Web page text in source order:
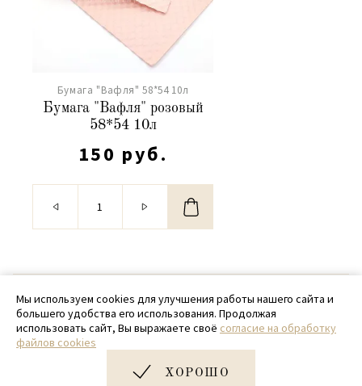
Бумага "Вафля" 58*54 10л
Бумага "Вафля" розовый
58*54 10л
150 руб.
© 2020 - 2026 SamPack
+ 7 (918) 699-97-87
zakaz@sampack.store
Дизайн и разработка сайта
Мы используем cookies для улучшения работы нашего сайта и
большего удобства его использования. Продолжая
использовать сайт, Вы выражаете своё согласие на обработку
файлов cookies
ХОРОШО